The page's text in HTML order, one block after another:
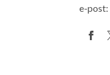
e-post: